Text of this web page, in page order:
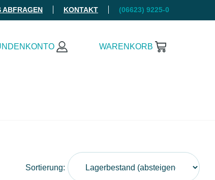
ABFRAGEN KONTAKT (06623) 9225-0
WARENKORB
Sortierung: